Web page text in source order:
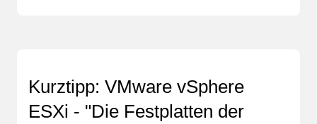
Kurztipp: VMware vSphere
ESXi - "Die Festplatten der